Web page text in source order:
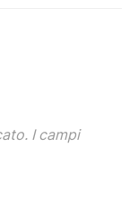
I campi